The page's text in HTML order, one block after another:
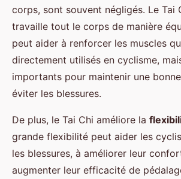
corps, sont souvent négligés. Le Tai
travaille tout le corps de manière
peut aider à renforcer les muscles
directement utilisés en cyclisme,
importants pour maintenir une
éviter les blessures.
De plus, le Tai Chi améliore la
grande flexibilité peut aider les
les blessures, à améliorer leur
augmenter leur efficacité de